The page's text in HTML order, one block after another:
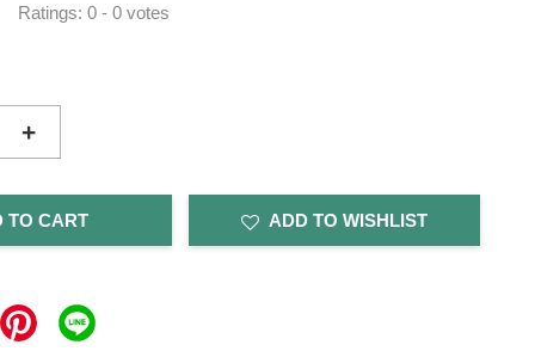
Ratings:0 -0 votes
+
TO CART ADD TO WISHLIST